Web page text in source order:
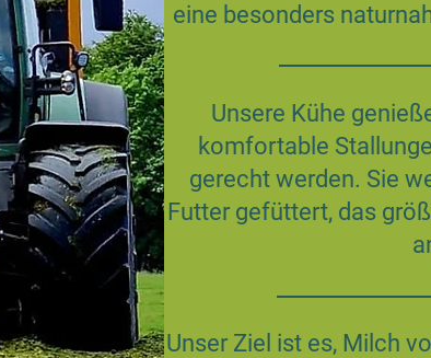
eine besonders
Unsere Kühe
komfortable
gerecht werden. Sie
Futter gefüttert, das
Unser Ziel ist es, Milch